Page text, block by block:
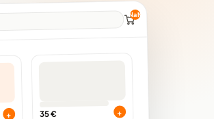
NaN
+ 35 € +